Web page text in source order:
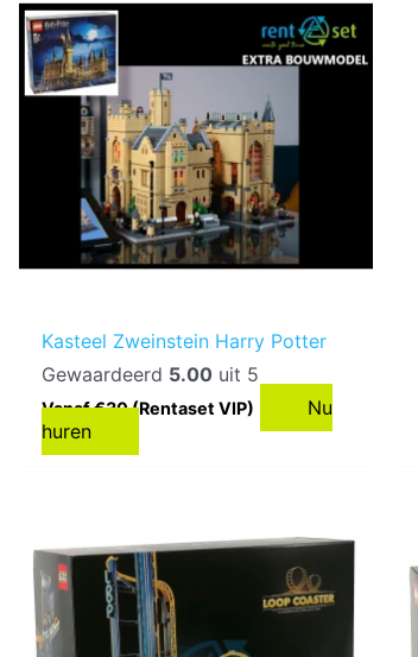
Kasteel Zweinstein Harry Potter
Gewaardeerd 5.00 uit 5
Vanaf €30 (Rentaset VIP)
Nu
huren